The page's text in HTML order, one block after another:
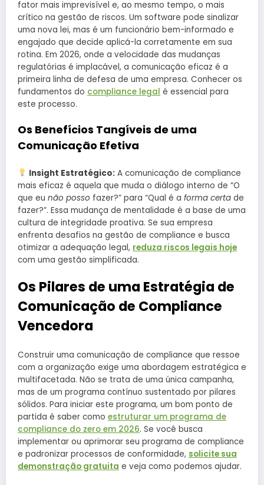
fator mais imprevisível e, ao mesmo tempo, o mais
crítico na gestão de riscos. Um software pode sinalizar
uma nova lei, mas é um funcionário bem-informado e
engajado que decide aplicá-la corretamente em sua
rotina. Em 2026, onde a velocidade das mudanças
regulatórias é implacável, a comunicação eficaz é a
primeira linha de defesa de uma empresa. Conhecer os
fundamentos do compliance legal é essencial para
este processo.
Os Benefícios Tangíveis de uma
Comunicação Efetiva
Insight Estratégico: A comunicação de compliance
mais eficaz é aquela que muda o diálogo interno de “O
que eu não posso fazer?” para “Qual é a forma certa de
fazer?”. Essa mudança de mentalidade é a base de uma
cultura de integridade proativa. Se sua empresa
enfrenta desafios na gestão de compliance e busca
otimizar a adequação legal, reduza riscos legais hoje
com uma gestão simplificada.
Os Pilares de uma Estratégia de
Comunicação de Compliance
Vencedora
Construir uma comunicação de compliance que ressoe
com a organização exige uma abordagem estratégica e
multifacetada. Não se trata de uma única campanha,
mas de um programa contínuo sustentado por pilares
sólidos. Para iniciar este programa, um bom ponto de
partida é saber como estruturar um programa de
compliance do zero em 2026. Se você busca
implementar ou aprimorar seu programa de compliance
e padronizar processos de conformidade, solicite sua
demonstração gratuita e veja como podemos ajudar.